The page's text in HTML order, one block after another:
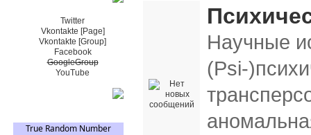
Twitter
Vkontakte [Page]
Vkontakte [Group]
Facebook
GoogleGroup
YouTube
Научные
(Psi-